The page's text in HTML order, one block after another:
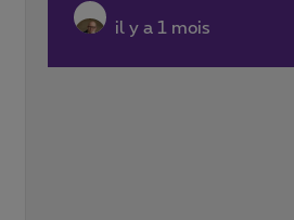
il y a 1 mois